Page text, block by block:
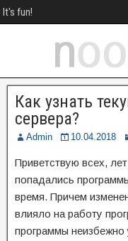
It's fun!
Как узнать
сервера?
Admin 10.04.2018
Приветствую всех,
попадались
время. Причем
влияло на работу
программы